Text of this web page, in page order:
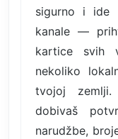
sigurno i ide
kanale —
kartice svih
nekoliko
tvojoj zemlji.
dobivaš
narudžbe,